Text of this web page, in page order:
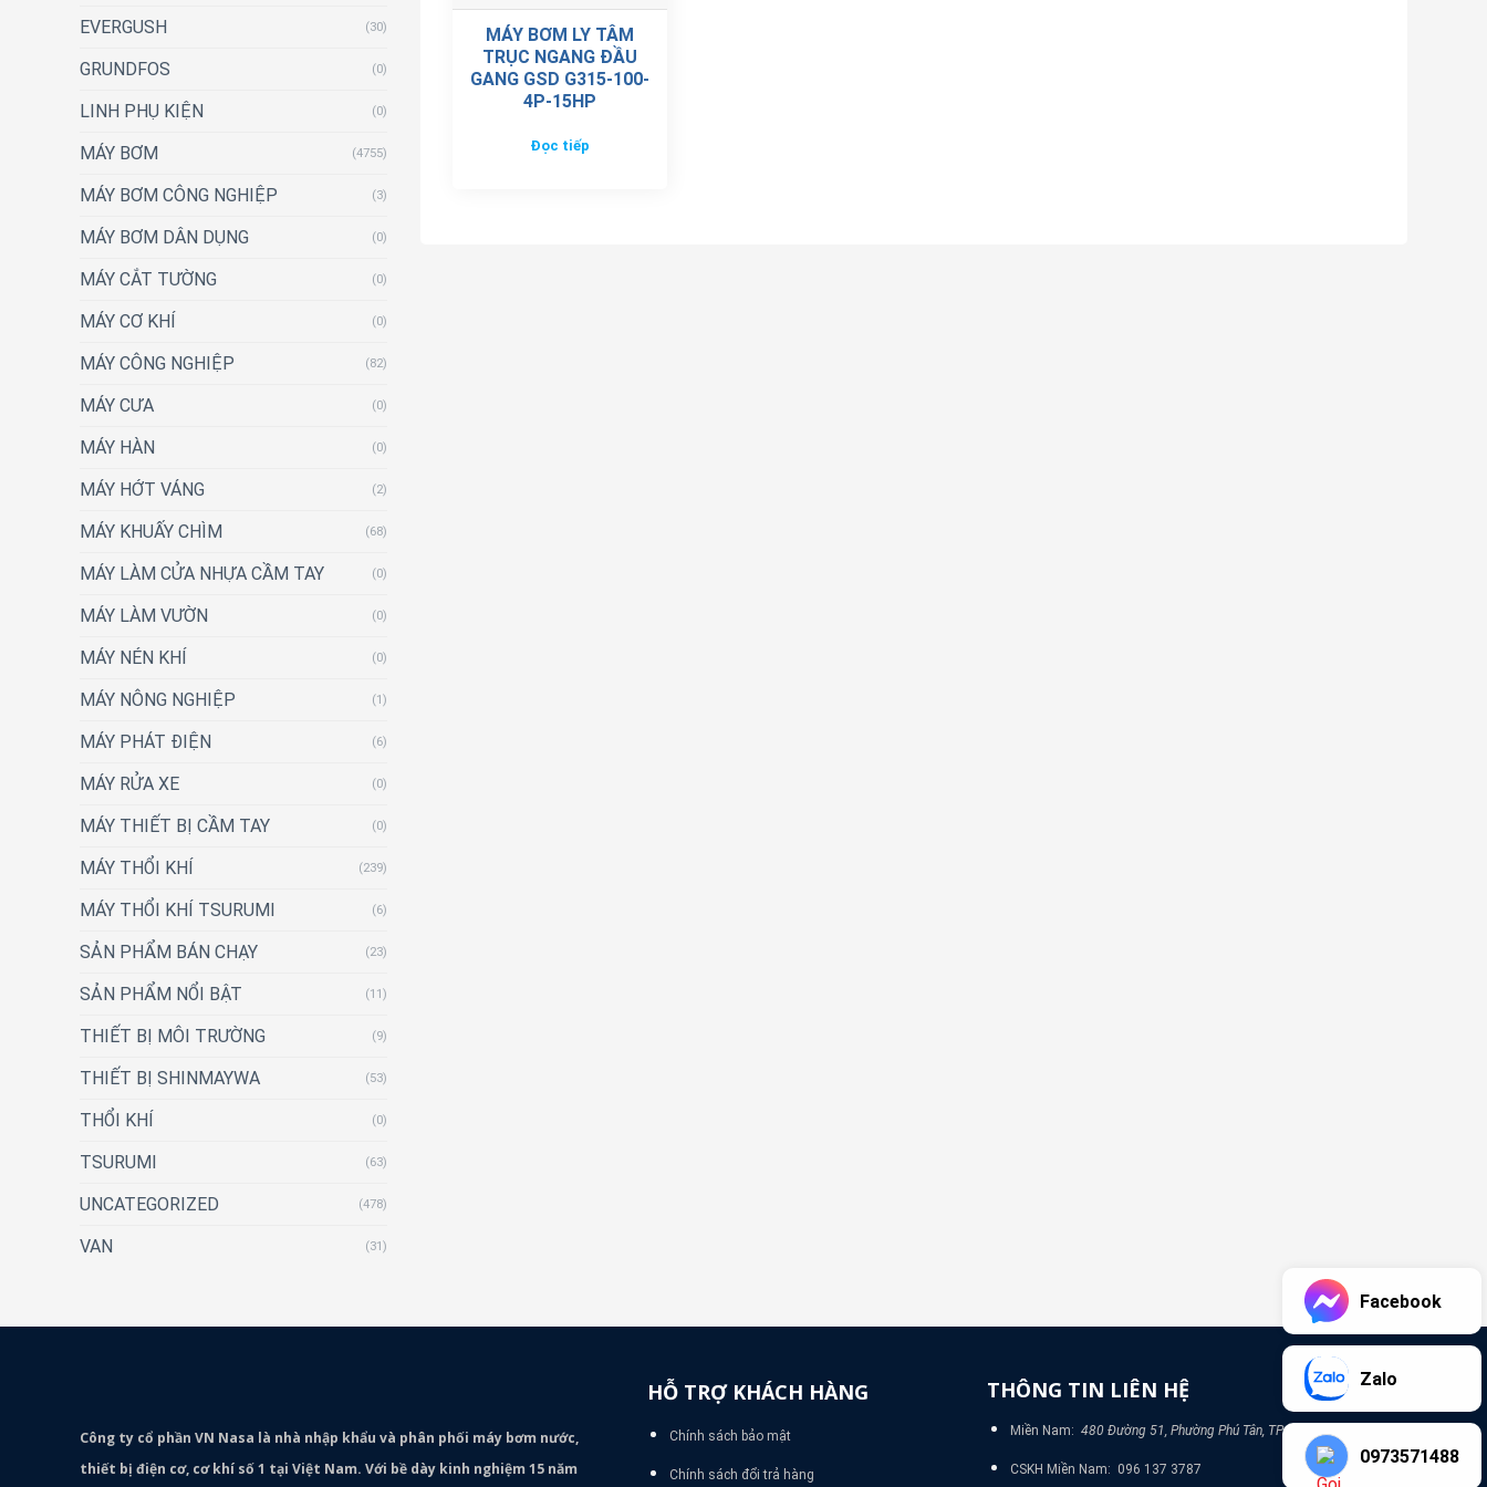
EVERGUSH (30)
GRUNDFOS (0)
LINH PHỤ KIỆN (0)
MÁY BƠM (4755)
MÁY BƠM CÔNG NGHIỆP (3)
MÁY BƠM DÂN DỤNG (0)
MÁY CẮT TƯỜNG (0)
MÁY CƠ KHÍ (0)
MÁY CÔNG NGHIỆP (82)
MÁY CƯA (0)
MÁY HÀN (0)
MÁY HỚT VÁNG (2)
MÁY KHUẤY CHÌM (68)
MÁY LÀM CỬA NHỰA CẦM TAY (0)
MÁY LÀM VƯỜN (0)
MÁY NÉN KHÍ (0)
MÁY NÔNG NGHIỆP (1)
MÁY PHÁT ĐIỆN (6)
MÁY RỬA XE (0)
MÁY THIẾT BỊ CẦM TAY (0)
MÁY THỔI KHÍ (239)
MÁY THỔI KHÍ TSURUMI (6)
SẢN PHẨM BÁN CHẠY (23)
SẢN PHẨM NỔI BẬT (11)
THIẾT BỊ MÔI TRƯỜNG (9)
THIẾT BỊ SHINMAYWA (53)
THỔI KHÍ (0)
TSURUMI (63)
UNCATEGORIZED (478)
VAN (31)
MÁY BƠM LY TÂM
TRỤC NGANG ĐẦU
GANG GSD G315-100-
4P-15HP
Đọc tiếp
Công ty cổ phần VN Nasa là nhà nhập khẩu và phân phối máy bơm nước,
thiết bị điện cơ, cơ khí số 1 tại Việt Nam. Với bề dày kinh nghiệm 15 năm
HỖ TRỢ KHÁCH HÀNG
Chính sách bảo mật
Chính sách đổi trả hàng
THÔNG TIN LIÊN HỆ
Miền Nam: 480 Đường 51, Phường Phú Tân, TP Bình Dương
CSKH Miền Nam: 096 137 3787
Facebook
Zalo
0973571488